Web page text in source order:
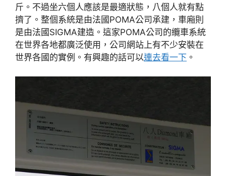
斤。不過坐六個人應該是最適狀態，八個人就有點
擠了。整個系統是由法國POMA公司承建，車廂則
是由法國SIGMA建造。這家POMA公司的纜車系統
在世界各地都廣泛使用，公司網站上有不少安裝在
世界各國的實例。有興趣的話可以連去看一下 。